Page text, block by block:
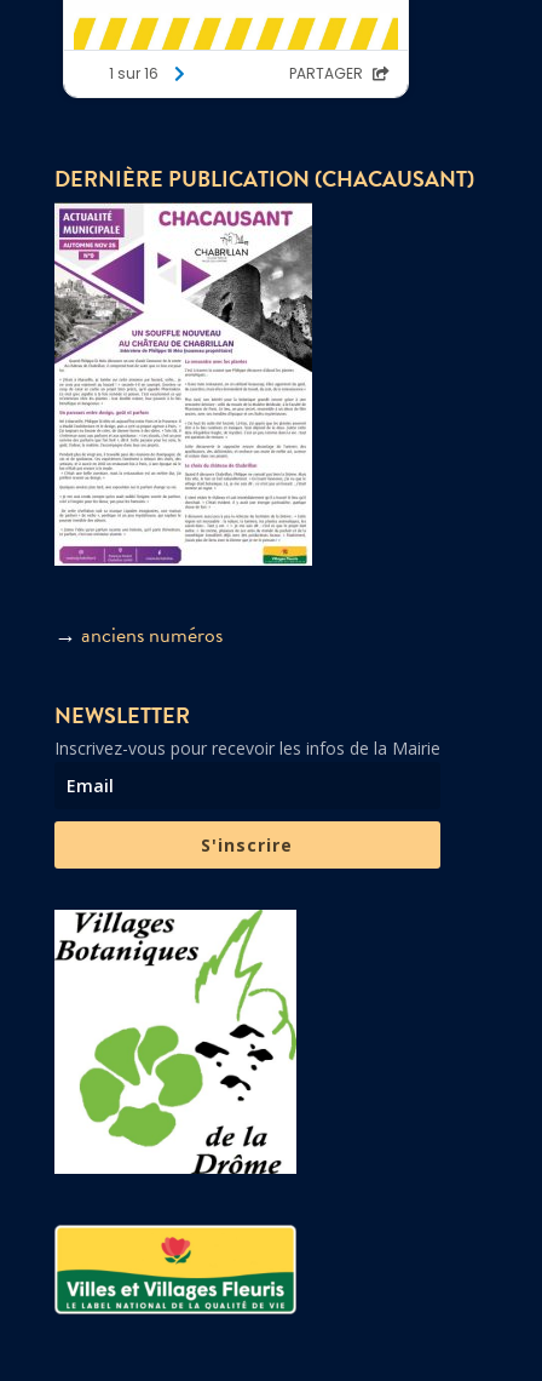
DERNIÈRE PUBLICATION (CHACAUSANT)
→ anciens numéros
NEWSLETTER
Inscrivez-vous pour recevoir les infos de la Mairie
S'inscrire